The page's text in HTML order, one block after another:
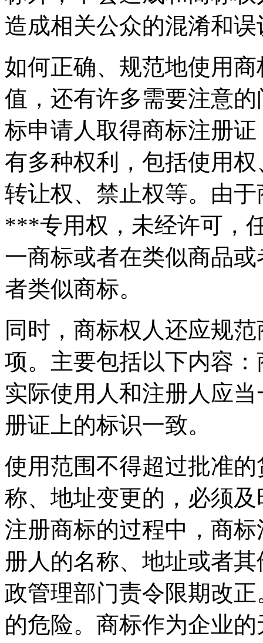
造成相关公众的混淆和误
如何正确、规范地使用
值，还有许多需要注意
标申请人取得商标注册
有多种权利，包括使用
转让权、禁止权等。由
***专用权，未经许可，
一商标或者在类似商品
者类似商标。
同时，商标权人还应规
项。主要包括以下内容
实际使用人和注册人应
册证上的标识一致。
使用范围不得超过批准
称、地址变更的，必须
注册商标的过程中，商
册人的名称、地址或者
政管理部门责令限期改
的危险。商标作为企业